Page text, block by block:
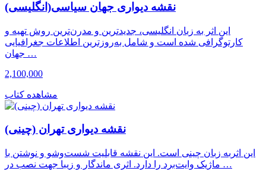
نقشه دیواری جهان سیاسی(انگلیسی)
این اثر به زبان انگلیسی، جدیدترین و مدرن‌ترین روش تهیه و
کارتوگرافی شده است و شامل به‌روزترین اطلاعات جغرافیایی
جهان …
2,100,000
مشاهده کتاب
نقشه دیواری تهران (چینی)
این اثربه زبان چینی است. این نقشه قابلیت شست‌وشو و نوشتن با
ماژیک وایت‌برد را دارد. اثری ماندگار و زیبا جهت نصب در …